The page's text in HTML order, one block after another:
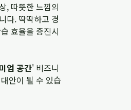
, 따뜻한 느낌의
다. 딱딱하고 경
효율을 증진시
엄 공간' 비즈니
안이 될 수 있습